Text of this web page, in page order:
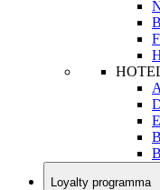
Loyalty programma